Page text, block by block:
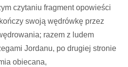
czytaniu fragment opowieści
swoją wędrówkę przez
razem z ludem
Jordanu, po drugiej stronie
obiecana,